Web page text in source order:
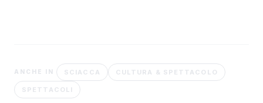
ANCHE IN SCIACCA CULTURA & SPETTACOLO
SPETTACOLI